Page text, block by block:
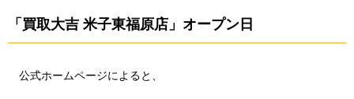
「買取大吉 米子東福原店」オープン日
公式ホームページによると、